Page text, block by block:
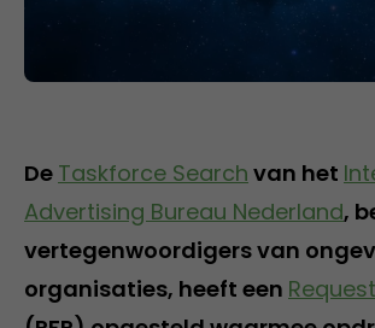
De Taskforce Search van het
Advertising Bureau Nederland,
vertegenwoordigers van
organisaties, heeft een